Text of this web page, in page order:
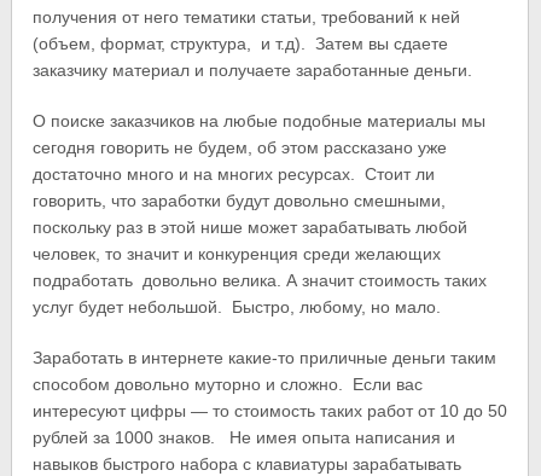
получения от него тематики статьи, требований к ней
(объем, формат, структура, и т.д). Затем вы сдаете
заказчику материал и получаете заработанные деньги.
О поиске заказчиков на любые подобные материалы мы
сегодня говорить не будем, об этом рассказано уже
достаточно много и на многих ресурсах. Стоит ли
говорить, что заработки будут довольно смешными,
поскольку раз в этой нише может зарабатывать любой
человек, то значит и конкуренция среди желающих
подработать довольно велика. А значит стоимость таких
услуг будет небольшой. Быстро, любому, но мало.
Заработать в интернете какие-то приличные деньги таким
способом довольно муторно и сложно. Если вас
интересуют цифры — то стоимость таких работ от 10 до 50
рублей за 1000 знаков. Не имея опыта написания и
навыков быстрого набора с клавиатуры зарабатывать